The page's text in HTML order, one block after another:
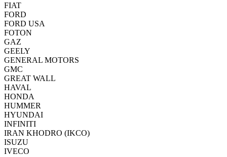
FIAT
FORD
FORD USA
FOTON
GAZ
GEELY
GENERAL MOTORS
GMC
GREAT WALL
HAVAL
HONDA
HUMMER
HYUNDAI
INFINITI
IRAN KHODRO (IKCO)
ISUZU
IVECO